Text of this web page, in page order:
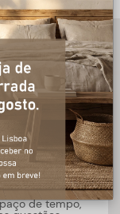
de tempo,